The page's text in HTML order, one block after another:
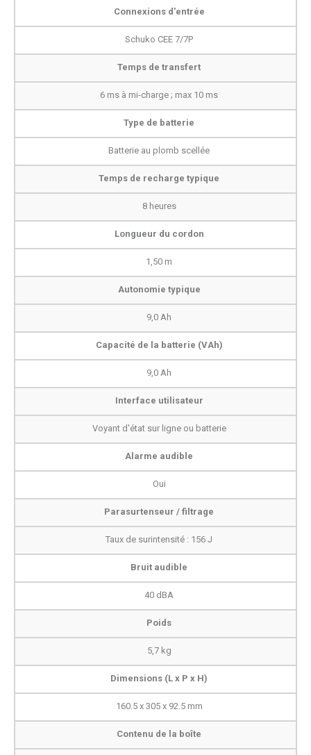
Connexions d'entrée
Schuko CEE 7/7P
Temps de transfert
6 ms à mi-charge ; max 10 ms
Type de batterie
Batterie au plomb scellée
Temps de recharge typique
8 heures
Longueur du cordon
1,50 m
Autonomie typique
9,0 Ah
Capacité de la batterie (VAh)
9,0 Ah
Interface utilisateur
Voyant d'état sur ligne ou batterie
Alarme audible
Oui
Parasurtenseur / filtrage
Taux de surintensité : 156 J
Bruit audible
40 dBA
Poids
5,7 kg
Dimensions (L x P x H)
160.5 x 305 x 92.5 mm
Contenu de la boîte